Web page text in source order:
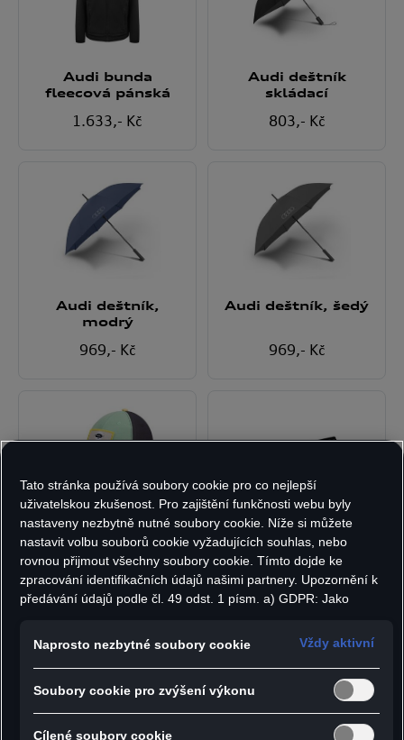
Audi bunda
fleecová pánská
1.633,- Kč
Audi deštník
skládací
803,- Kč
Audi deštník,
modrý
969,- Kč
Audi deštník, šedý
969,- Kč
Audi dětská
kšiltovka ADUI
565,- Kč
Audi držák
registrační značky
298,- Kč
Tato stránka používá soubory cookie pro co nejlepší
uživatelskou zkušenost. Pro zajištění funkčnosti webu byly
nastaveny nezbytně nutné soubory cookie. Níže si můžete
nastavit volbu souborů cookie vyžadujících souhlas, nebo
rovnou přijmout všechny soubory cookie. Tímto dojde ke
zpracování identifikačních údajů našimi partnery. Upozornění k
předávání údajů podle čl. 49 odst. 1 písm. a) GDPR: Jako
používán Google Analytics. Nelze vyloučit, že společnost
Google Ireland jako náš smluvní partner předává osobní údaje
do USA (zejména společnosti Google LLC). Ve Spojených
státech neexistuje úroveň ochrany osobních údajů věcně
rovnocenná Evropské unii a chybí rozhodnutí Evropské komise
o odpovídající ochraně. Z toho pro vás mohou vyplývat rizika,
Naprosto nezbytné soubory cookie Vždy aktivní
Soubory cookie pro zvýšení výkonu
Cílené soubory cookie